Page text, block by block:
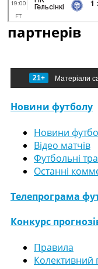
партнерів
21+ Матеріали
Новини футболу
Новини
Відео матчів
Футбольні
Останні
Телепрограма
Конкурс
Правила
Колективний